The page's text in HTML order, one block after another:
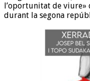
l’oportunitat de viure»
durant la segona